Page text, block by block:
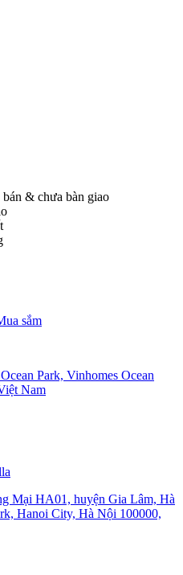
& chưa bàn giao
sắm
Park, Vinhomes Ocean
Nam
Mại HA01, huyện Gia Lâm, Hà
Hanoi City, Hà Nội 100000,